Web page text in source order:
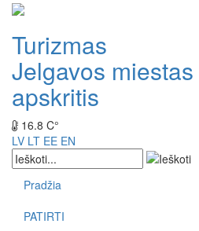
Turizmas
Jelgavos miestas
apskritis
16.8 C°
LV LT EE EN
Pradžia
PATIRTI